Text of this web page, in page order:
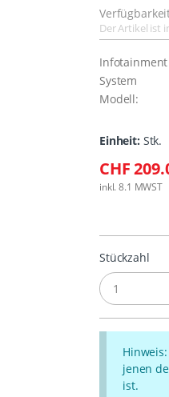
Der Artikel ist
System
Modell:
Einheit: Stk.
CHF
inkl. 8.1 MWST
Stückzahl
jenen
ist.